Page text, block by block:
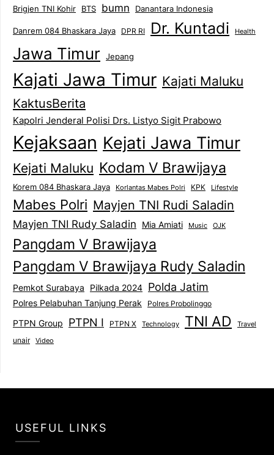
Brigjen TNI Kohir BTS bumn Danantara Indonesia
Danrem 084 Bhaskara Jaya DPR RI Dr. Kuntadi Health
Jawa Timur Jepang
Kajati Jawa Timur Kajati Maluku
KaktusBerita
Kapolri Jenderal Polisi Drs. Listyo Sigit Prabowo
Kejaksaan Kejati Jawa Timur
Kejati Maluku Kodam V Brawijaya
Korem 084 Bhaskara Jaya Korlantas Mabes Polri KPK Lifestyle
Mabes Polri Mayjen TNI Rudi Saladin
Mayjen TNI Rudy Saladin Mia Amiati Music OJK
Pangdam V Brawijaya
Pangdam V Brawijaya Rudy Saladin
Pemkot Surabaya Pilkada 2024 Polda Jatim
Polres Pelabuhan Tanjung Perak Polres Probolinggo
PTPN Group PTPN I PTPN X Technology TNI AD Travel
unair Video
USEFUL LINKS